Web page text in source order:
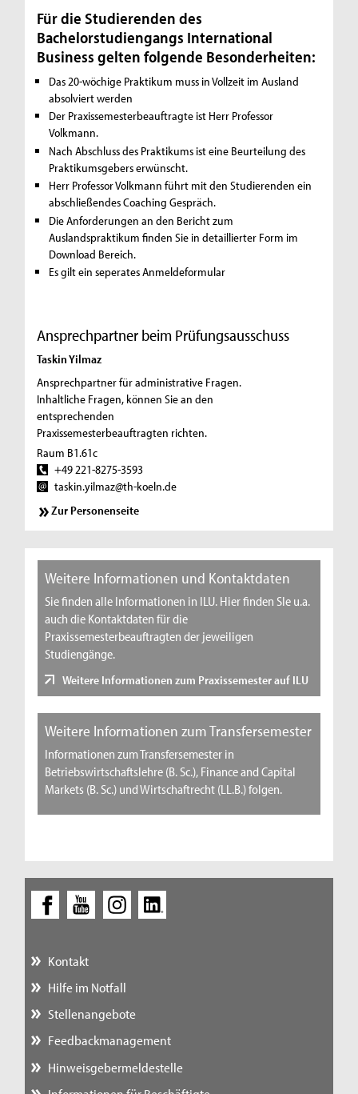
Für die Studierenden des
Bachelorstudiengangs International
Business gelten folgende Besonderheiten:
Das 20-wöchige Praktikum muss in Vollzeit im Ausland
absolviert werden
Der Praxissemesterbeauftragte ist Herr Professor
Volkmann.
Nach Abschluss des Praktikums ist eine Beurteilung des
Praktikumsgebers erwünscht.
Herr Professor Volkmann führt mit den Studierenden ein
abschließendes Coaching Gespräch.
Die Anforderungen an den Bericht zum
Auslandspraktikum finden Sie in detaillierter Form im
Download Bereich.
Es gilt ein seperates Anmeldeformular
Ansprechpartner beim Prüfungsausschuss
Taskin Yilmaz
Ansprechpartner für administrative Fragen.
Inhaltliche Fragen, können Sie an den
entsprechenden
Praxissemesterbeauftragten richten.
Raum B1.61c
+49 221-8275-3593
taskin.yilmaz@th-koeln.de
Zur Personenseite
Weitere Informationen und Kontaktdaten
Sie finden alle Informationen in ILU. Hier finden SIe u.a.
auch die Kontaktdaten für die
Praxissemesterbeauftragten der jeweiligen
Studiengänge.
Weitere Informationen zum Praxissemester auf ILU
Weitere Informationen zum Transfersemester
Informationen zum Transfersemester in
Betriebswirtschaftslehre (B. Sc.), Finance and Capital
Markets (B. Sc.) und Wirtschaftrecht (LL.B.) folgen.
Kontakt
Hilfe im Notfall
Stellenangebote
Feedbackmanagement
Hinweisgebermeldestelle